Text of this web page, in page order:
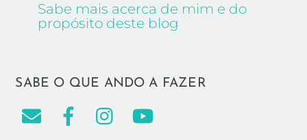
Sabe mais acerca de mim e do
propósito deste blog
SABE O QUE ANDO A FAZER